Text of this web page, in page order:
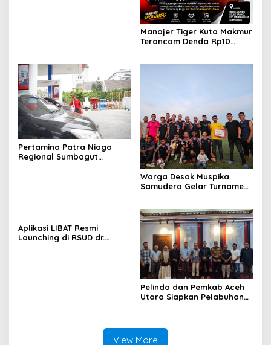
Manajer Tiger Kuta Makmur
Terancam Denda Rp10
Pertamina Patra Niaga
Regional Sumbagut
Warga Desak Muspika
Samudera Gelar Turnamen
Aplikasi LIBAT Resmi
Launching di RSUD dr.
Pelindo dan Pemkab Aceh
Utara Siapkan Pelabuhan
View More